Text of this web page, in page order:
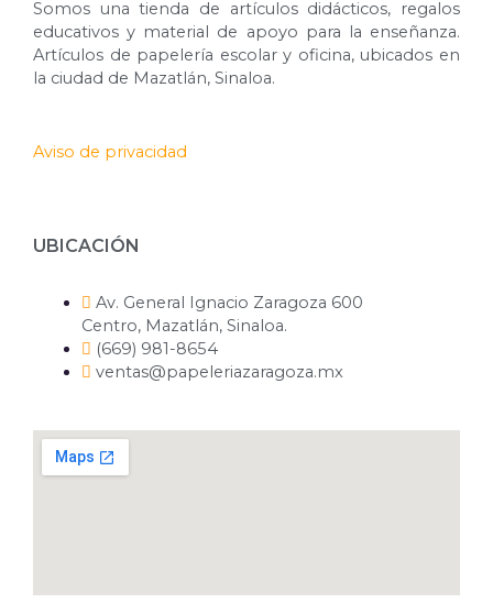
Somos una tienda de artículos didácticos, regalos
educativos y material de apoyo para la enseñanza.
Artículos de papelería escolar y oficina, ubicados en
la ciudad de Mazatlán, Sinaloa.
Aviso de privacidad
UBICACIÓN
Av. General Ignacio Zaragoza 600
Centro, Mazatlán, Sinaloa.
(669) 981-8654
ventas@papeleriazaragoza.mx